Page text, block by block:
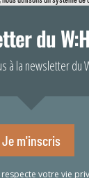
Le fait de consentir à
de navigation ou
son consentement peut
de
2025
du
à la newsletter du
Je m'inscris
respecte votre vie